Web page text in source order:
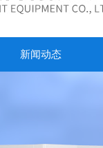
新闻动态